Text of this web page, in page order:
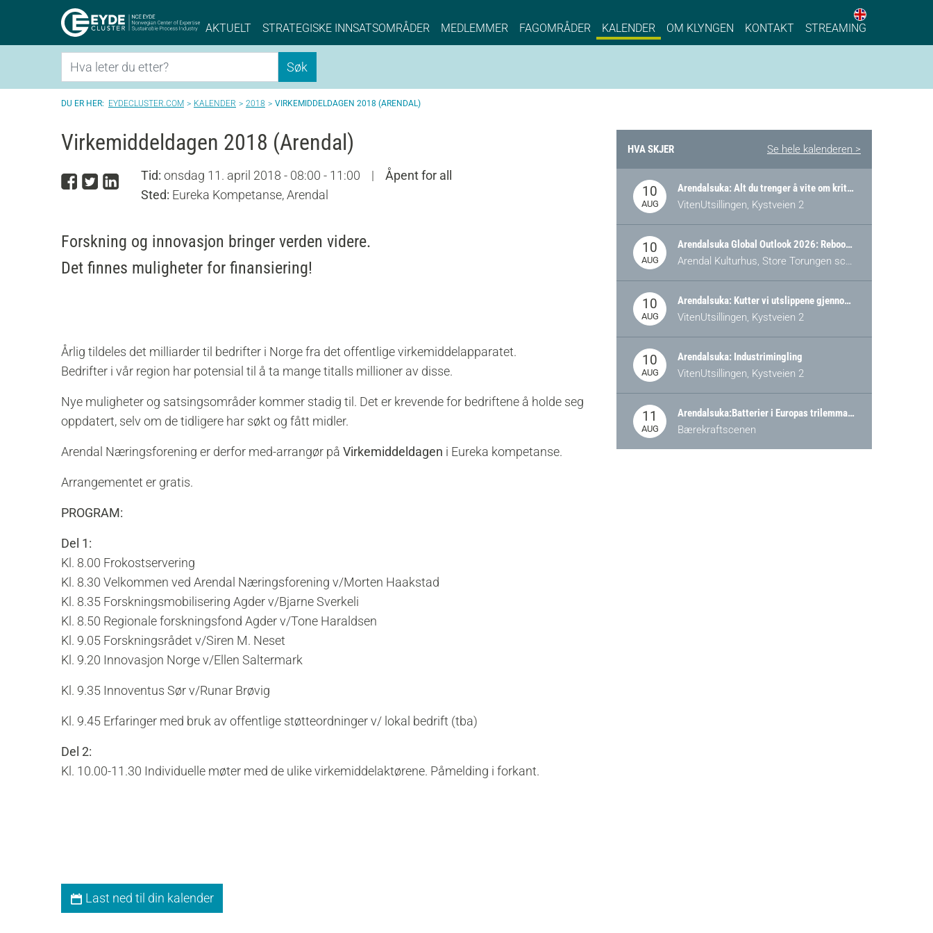
Eyde-Cluster | NCE EYDE, Norwegian Center of Expertise, Sustainable Process Industry
AKTUELT STRATEGISKE INNSATSOMRÅDER MEDLEMMER FAGOMRÅDER KALENDER OM KLYNGEN KONTAKT STREAMING
English
Søk Søk
EYDECLUSTER.COM KALENDER 2018 VIRKEMIDDELDAGEN 2018 (ARENDAL)
Virkemiddeldagen 2018 (Arendal)
Del på Facebook
Del på Twitter
Del på LinkedIn
Tid: onsdag 11. april 2018 - 08:00 - 11:00 |
Åpent for all
Sted: Eureka Kompetanse, Arendal
Forskning og innovasjon bringer verden videre.
Det finnes muligheter for finansiering!
Årlig tildeles det milliarder til bedrifter i Norge fra det offentlige virkemiddelapparatet.
Bedrifter i vår region har potensial til å ta mange titalls millioner av disse.
Nye muligheter og satsingsområder kommer stadig til. Det er krevende for bedriftene å holde seg
oppdatert, selv om de tidligere har søkt og fått midler.
Arendal Næringsforening er derfor med-arrangør på Virkemiddeldagen i Eureka kompetanse.
Arrangementet er gratis.
PROGRAM:
Del 1:
Kl. 8.00 Frokostservering
Kl. 8.30 Velkommen ved Arendal Næringsforening v/Morten Haakstad
Kl. 8.35 Forskningsmobilisering Agder v/Bjarne Sverkeli
Kl. 8.50 Regionale forskningsfond Agder v/Tone Haraldsen
Kl. 9.05 Forskningsrådet v/Siren M. Neset
Kl. 9.20 Innovasjon Norge v/Ellen Saltermark
Kl. 9.35 Innoventus Sør v/Runar Brøvig
Kl. 9.45 Erfaringer med bruk av offentlige støtteordninger v/ lokal bedrift (tba)
Del 2:
Kl. 10.00-11.30 Individuelle møter med de ulike virkemiddelaktørene. Påmelding i forkant.
Last ned til din kalender
HVA SKJER Se hele kalenderen >
10
AUG
Arendalsuka: Alt du trenger å vite om kritiske og strategiske verdikjeder i Norge
VitenUtsillingen, Kystveien 2
10
AUG
Arendalsuka Global Outlook 2026: Rebooting Democracy for a New World Order
Arendal Kulturhus, Store Torungen scene
10
AUG
Arendalsuka: Kutter vi utslippene gjennom omstilling – eller tap av industri?
VitenUtsillingen, Kystveien 2
10
AUG
Arendalsuka: Industrimingling
VitenUtsillingen, Kystveien 2
11
AUG
Arendalsuka:Batterier i Europas trilemma: Energisikkerhet, konkurransekraft og bærekraft (Battery Norway-arrangement)
Bærekraftscenen